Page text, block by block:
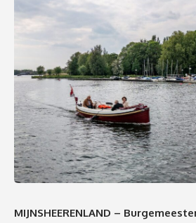
MIJNSHEERENLAND –